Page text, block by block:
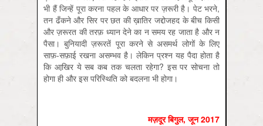
भी हैं जिन्हें पूरा करना पहल के आधार पर ज़रूरी है। पेट भरने,
तन ढँकने और सिर पर छत की ख़ातिर जद्दोजहद के बीच किसी
और ज़रूरत की तरफ़ ध्यान देने का न समय रह जाता है और न
पैसा। बुनियादी ज़रूरतें पूरा करने से असमर्थ लोगों के लिए
साफ़-सफ़ाई रखना असम्भव है। लेकिन प्रश्न यह पैदा होता है
कि आखि़र ये सब कब तक चलता रहेगा? इस पर सोचना तो
होगा ही और इस परिस्थिति को बदलना भी होगा।
मज़दूर बिगुल, जून 2017